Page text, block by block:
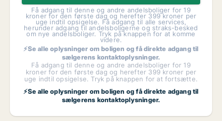
Få adgang til denne og andre andelsboliger for 19
kroner for den første dag og herefter 399 kroner per
uge indtil opsigelse. Få adgang til alle services,
herunder adgang til andelsboligerne og straks-besked
om nye andelsboliger. Tryk på knappen for at komme
videre.
⚡Se alle oplysninger om boligen og få direkte adgang til
sælgerens kontaktoplysninger.
Få adgang til denne og andre andelsboliger for 19
kroner for den første dag og herefter 399 kroner per
uge indtil opsigelse. Tryk på knappen for at fortsætte.
⚡Se alle oplysninger om boligen og få direkte adgang til
sælgerens kontaktoplysninger.